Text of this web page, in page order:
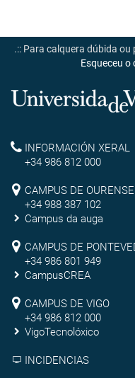
.:: Para calquera dúbida
Esqueceu o
Vigo
Reitoría
INFORMACIÓN XERAL
+34 986 812 000
Campus
de
Ourense
CAMPUS DE OURENSE
+34 988 387 102
Campus da auga
Campus
de
Pontevedra
CAMPUS DE
+34 986 801 949
CampusCREA
Campus
de
Vigo
CAMPUS DE VIGO
+34 986 812 000
VigoTecnolóxico
INCIDENCIAS